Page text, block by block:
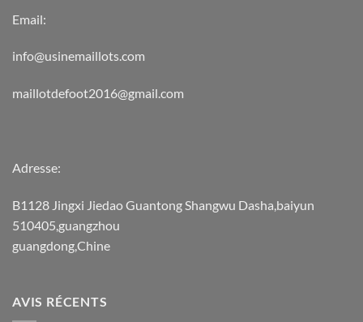
Email:
info@usinemaillots.com
maillotdefoot2016@gmail.com
Adresse:
B1128 Jingxi Jiedao Guantong Shangwu Dasha,baiyun
510405,guangzhou
guangdong,Chine
AVIS RÉCENTS